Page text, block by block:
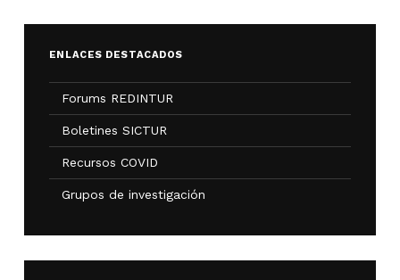
ENLACES DESTACADOS
Forums REDINTUR
Boletines SICTUR
Recursos COVID
Grupos de investigación